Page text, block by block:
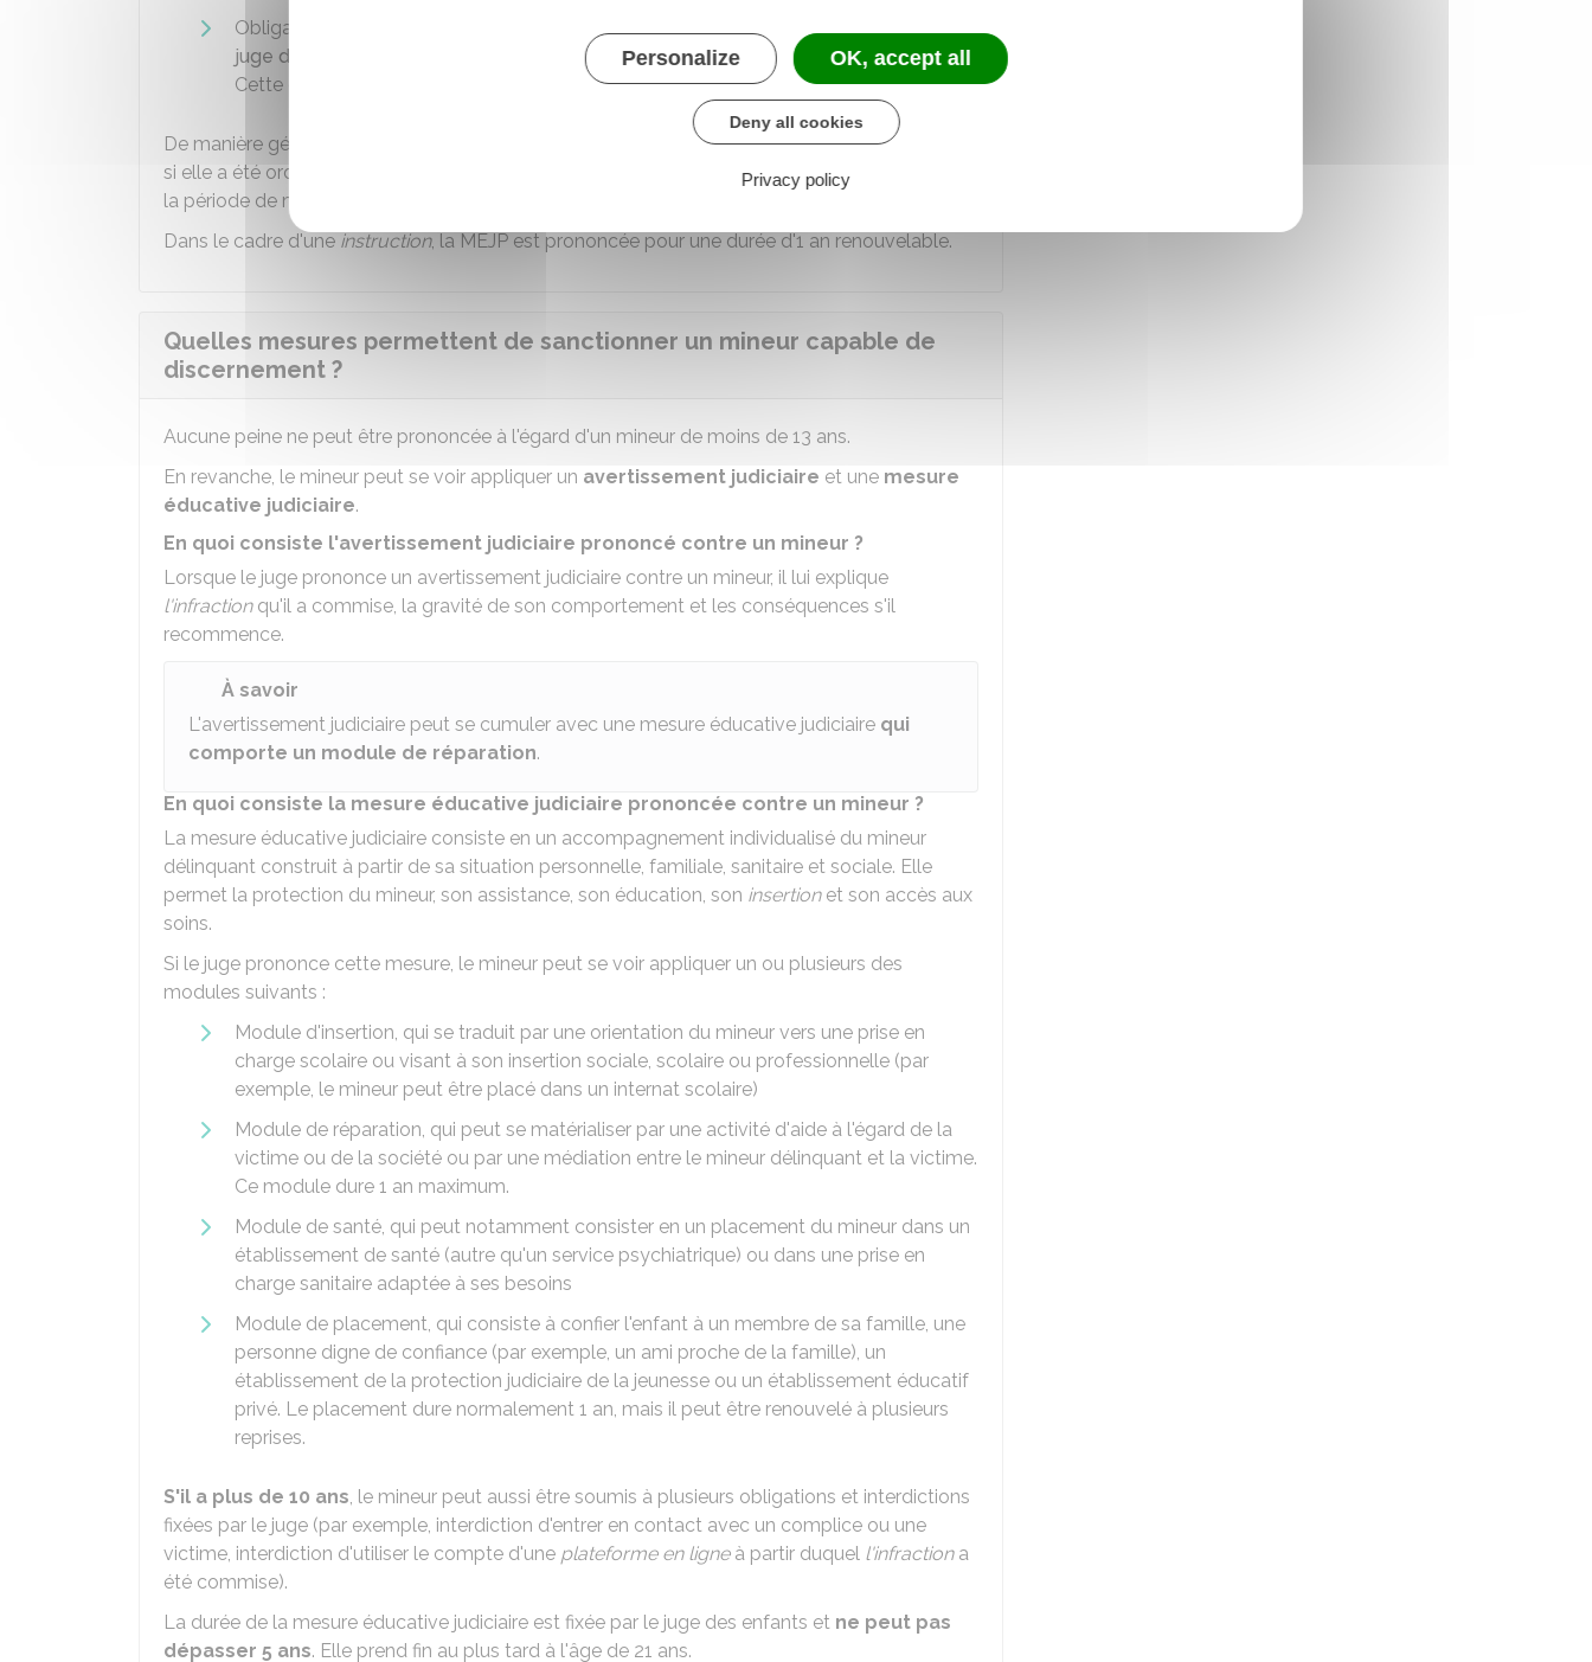
Obligation de pointer auprès des services, associations ou autorités désignés par le
juge des enfants
ou le juge de la liberté et de la détention.
Cette obligation est valable pour une durée maximale de 6 mois.
De manière générale, la MEJP est exercée jusqu'au jugement du mineur soit sur la culpabilité
si elle a été ordonnée lors du
, soit sur la sanction si elle a été ordonnée pendant
la période de mise à l'épreuve éducative
Dans le cadre d'une instruction, la MEJP est prononcée pour une durée d'1 an renouvelable.
Quelles mesures permettent de sanctionner un mineur capable de
discernement ?
Aucune peine ne peut être prononcée à l'égard d'un mineur de moins de 13 ans.
En revanche, le mineur peut se voir appliquer un avertissement judiciaire et une mesure
éducative judiciaire.
En quoi consiste l'avertissement judiciaire prononcé contre un mineur ?
Lorsque le juge prononce un avertissement judiciaire contre un mineur, il lui explique
l'infractionqu'il a commise, la gravité de son comportement et les conséquences s'il
recommence.
À savoir
L'avertissement judiciaire peut se cumuler avec une mesure éducative judiciaire qui
comporte un module de réparation.
En quoi consiste la mesure éducative judiciaire prononcée contre un mineur ?
La mesure éducative judiciaire consiste en un accompagnement individualisé du mineur
délinquant construit à partir de sa situation personnelle, familiale, sanitaire et sociale. Elle
permet la protection du mineur, son assistance, son éducation, son insertionet son accès aux
soins.
Si le juge prononce cette mesure, le mineur peut se voir appliquer un ou plusieurs des
modules suivants :
Module d'insertion, qui se traduit par une orientation du mineur vers une prise en
charge scolaire ou visant à son insertion sociale, scolaire ou professionnelle (par
exemple, le mineur peut être placé dans un internat scolaire)
Module de réparation, qui peut se matérialiser par une activité d'aide à l'égard de la
victime ou de la société ou par une médiation entre le mineur délinquant et la victime.
Ce module dure 1 an maximum.
Module de santé, qui peut notamment consister en un placement du mineur dans un
établissement de santé (autre qu'un service psychiatrique) ou dans une prise en
charge sanitaire adaptée à ses besoins
Module de placement, qui consiste à confier l'enfant à un membre de sa famille, une
personne digne de confiance (par exemple, un ami proche de la famille), un
établissement de la protection judiciaire de la jeunesse ou un établissement éducatif
privé. Le placement dure normalement 1 an, mais il peut être renouvelé à plusieurs
reprises.
S'il a plus de 10 ans, le mineur peut aussi être soumis à plusieurs obligations et interdictions
fixées par le juge (par exemple, interdiction d'entrer en contact avec un complice ou une
victime, interdiction d'utiliser le compte d'une plateforme en ligneà partir duquel l'infractiona
été commise).
La durée de la mesure éducative judiciaire est fixée par le juge des enfants et ne peut pas
dépasser 5 ans. Elle prend fin au plus tard à l'âge de 21 ans.
Personalize OK, accept all
Deny all cookies
Privacy policy